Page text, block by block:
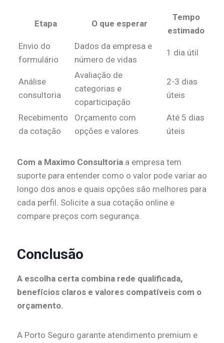
Etapa O que esperar
Tempo
estimado
Envio do
formulário
Dados da empresa e
número de vidas
1 dia útil
Análise
consultoria
Avaliação de
categorias e
coparticipação
2-3 dias
úteis
Recebimento
da cotação
Orçamento com
opções e valores
Até 5 dias
úteis
Com a Maximo Consultoria a empresa tem
suporte para entender como o valor pode variar ao
longo dos anos e quais opções são melhores para
cada perfil. Solicite a sua cotação online e
compare preços com segurança.
Conclusão
A escolha certa combina rede qualificada,
benefícios claros e valores compatíveis com o
orçamento.
A Porto Seguro garante atendimento premium e